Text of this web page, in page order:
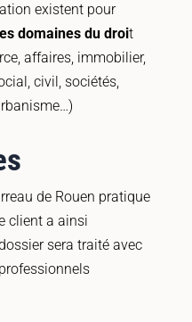
existent pour
domaines du droit
affaires, immobilier,
civil, sociétés,
de Rouen pratique
client a ainsi
sera traité avec